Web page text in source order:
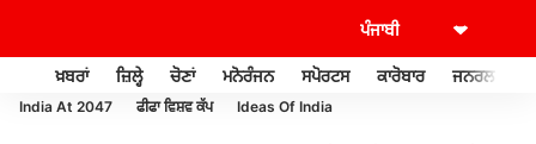
ਖ਼ਬਰਾਂ ਜ਼ਿਲ੍ਹੇ ਚੋਣਾਂ ਮਨੋਰੰਜਨ ਸਪੋਰਟਸ ਕਾਰੋਬਾਰ ਜਨਰਲ ਨੌਲਜ
India At 2047 ਫੀਫਾ ਵਿਸ਼ਵ ਕੱਪ Ideas Of India